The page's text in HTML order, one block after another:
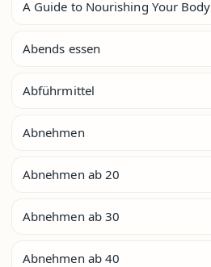
A Guide to Nourishing Your Body
Abends essen
Abführmittel
Abnehmen
Abnehmen ab 20
Abnehmen ab 30
Abnehmen ab 40